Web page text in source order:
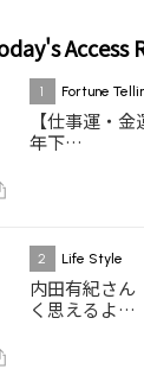
Access
1 Fortune
【仕事運・
年下…
2 Life Style
内田有紀さん
く思えるよ…